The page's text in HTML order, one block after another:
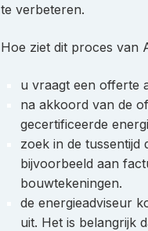
te verbeteren.
Hoe ziet dit proces van
u vraagt een offerte
na akkoord van de
gecertificeerde
zoek in de tussentijd
bijvoorbeeld aan
bouwtekeningen.
de energieadviseur
uit. Het is belangrijk